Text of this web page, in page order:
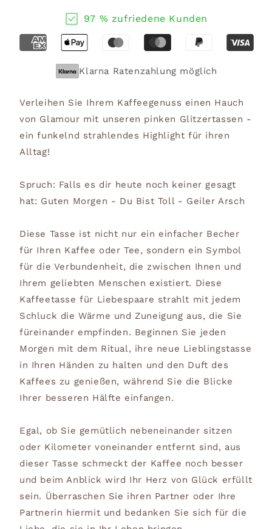
97 % zufriedene Kunden
Klarna Ratenzahlung möglich
Verleihen Sie Ihrem Kaffeegenuss einen Hauch
von Glamour mit unseren pinken Glitzertassen -
ein funkelnd strahlendes Highlight für ihren
Alltag!
Spruch: Falls es dir heute noch keiner gesagt
hat: Guten Morgen - Du Bist Toll - Geiler Arsch
Diese Tasse ist nicht nur ein einfacher Becher
für Ihren Kaffee oder Tee, sondern ein Symbol
für die Verbundenheit, die zwischen Ihnen und
Ihrem geliebten Menschen existiert. Diese
Kaffeetasse für Liebespaare strahlt mit jedem
Schluck die Wärme und Zuneigung aus, die Sie
füreinander empfinden. Beginnen Sie jeden
Morgen mit dem Ritual, ihre neue Lieblingstasse
in Ihren Händen zu halten und den Duft des
Kaffees zu genießen, während Sie die Blicke
Ihrer besseren Hälfte einfangen.
Egal, ob Sie gemütlich nebeneinander sitzen
oder Kilometer voneinander entfernt sind, aus
dieser Tasse schmeckt der Kaffee noch besser
und beim Anblick wird Ihr Herz von Glück erfüllt
sein. Überraschen Sie ihren Partner oder Ihre
Partnerin hiermit und bedanken Sie sich für die